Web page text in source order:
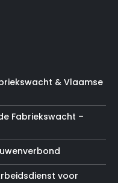
& Vlaamse
Fabriekswacht –
voor